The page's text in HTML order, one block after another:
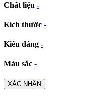
Chất liệu -
Kích thước -
Kiểu dáng -
Màu sắc -
XÁC NHẬN